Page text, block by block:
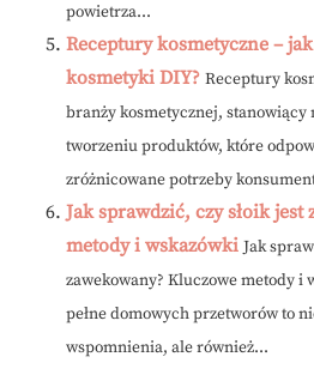
powietrza...
Receptury kosmetyczne –
kosmetyki DIY? Receptury
branży kosmetycznej, stanowiący
tworzeniu produktów, które
zróżnicowane potrzeby
Jak sprawdzić, czy słoik jest
metody i wskazówki Jak
zawekowany? Kluczowe metody i
pełne domowych przetworów to
wspomnienia, ale również...